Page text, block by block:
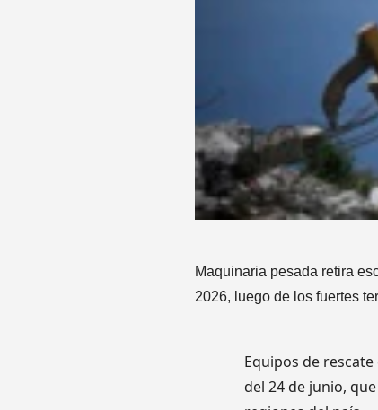
Maquinaria pesada retira
2026, luego de los fuertes
Equipos de
del 24 de junio,